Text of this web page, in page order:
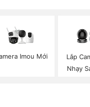
Imou Mới
Lắp
Nhạy